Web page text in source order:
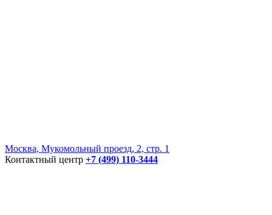
Москва, Мукомольный проезд, 2, стр. 1
Контактный центр +7 (499) 110-3444